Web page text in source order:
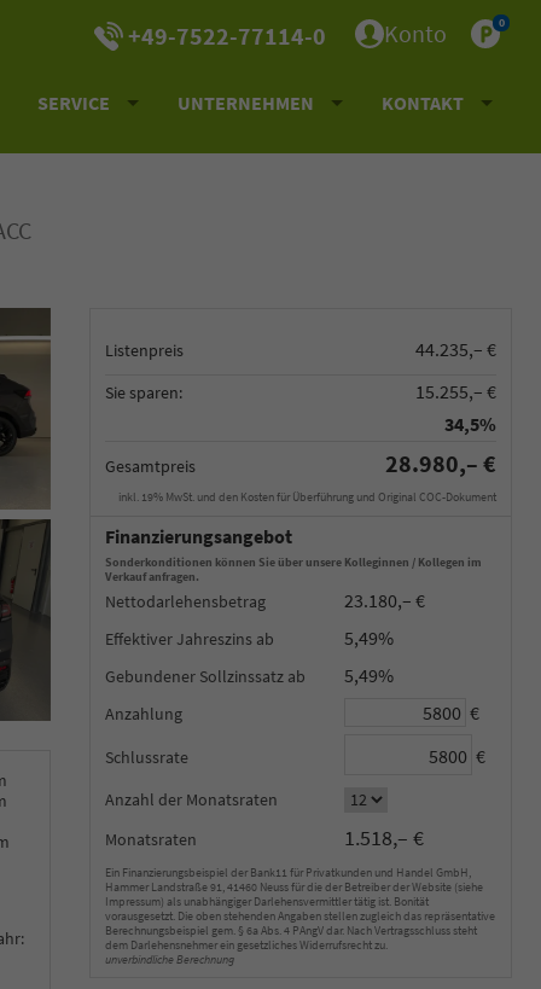
+49-7522-77114-0 Konto 0
SERVICE UNTERNEHMEN KONTAKT
Listenpreis 44.235,– €
Sie sparen:
15.255,– €
34,5%
Gesamtpreis 28.980,– €
inkl. 19% MwSt. und den Kosten für Überführung und Original COC-Dokument
Finanzierungsangebot
Sonderkonditionen können Sie über unsere Kolleginnen / Kollegen im
Verkauf anfragen.
Nettodarlehensbetrag 23.180,– €
Effektiver Jahreszins 5,49%
Gebundener Sollzinssatz 5,49%
Anzahlung €
Schlussrate €
Anzahl der Monatsraten
Monatsraten
1.518,– €
Ein Finanzierungsbeispiel der Bank11 für Privatkunden und Handel GmbH,
Hammer Landstraße 91, 41460 Neuss für die der Betreiber der Website (siehe
Impressum) als unabhängiger Darlehensvermittler tätig ist. Bonität
vorausgesetzt. Die oben stehenden Angaben stellen zugleich das repräsentative
Berechnungsbeispiel gem. § 6a Abs. 4 PAngV dar. Nach Vertragsschluss steht
dem Darlehensnehmer ein gesetzliches Widerrufsrecht zu.
unverbindliche Berechnung